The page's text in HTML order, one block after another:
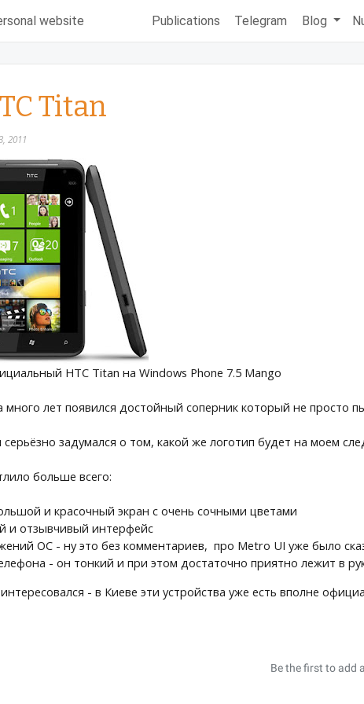
website Publications Telegram Blog
Titan
2011
HTC Titan на Windows Phone 7.5 Mango
много лет появился достойный соперник который не просто
задумался о том, какой же логотип будет на моем
больше всего:
и красочный экран с очень сочными цветами
и отзывчивый интерфейс
ОС - ну это без комментариев, про Metro UI уже было
- он тонкий и при этом достаточно приятно лежит в
- в Киеве эти устройства уже есть вполне